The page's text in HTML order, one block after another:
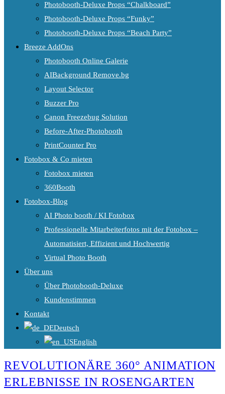
Photobooth-Deluxe Props “Chalkboard”
Photobooth-Deluxe Props “Funky”
Photobooth-Deluxe Props “Beach Party”
Breeze AddOns
Photobooth Online Galerie
AIBackground Remove.bg
Layout Selector
Buzzer Pro
Canon Freezebug Solution
Before-After-Photobooth
PrintCounter Pro
Fotobox & Co mieten
Fotobox mieten
360Booth
Fotobox-Blog
AI Photo booth / KI Fotobox
Professionelle Mitarbeiterfotos mit der Fotobox –
Automatisiert, Effizient und Hochwertig
Virtual Photo Booth
Über uns
Über Photobooth-Deluxe
Kundenstimmen
Kontakt
Deutsch
English
REVOLUTIONÄRE 360° ANIMATION
ERLEBNISSE IN ROSENGARTEN